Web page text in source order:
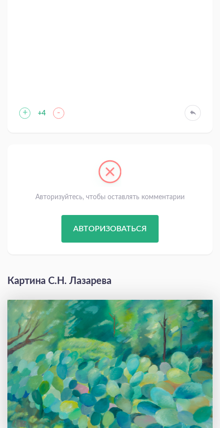
+ +4 -
Авторизуйтесь, чтобы оставлять комментарии
АВТОРИЗОВАТЬСЯ
Картина С.Н. Лазарева